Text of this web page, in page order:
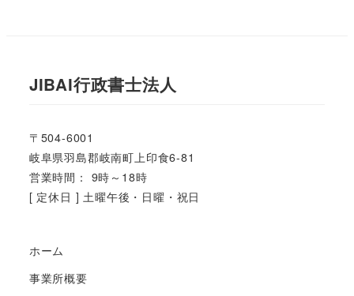
JIBAI行政書士法人
〒504-6001
岐阜県羽島郡岐南町上印食6-81
営業時間： 9時～18時
[ 定休日 ] 土曜午後・日曜・祝日
ホーム
事業所概要